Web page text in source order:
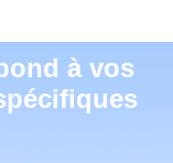
à vos